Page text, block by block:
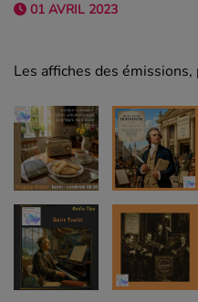
01 AVRIL 2023
Les affiches des